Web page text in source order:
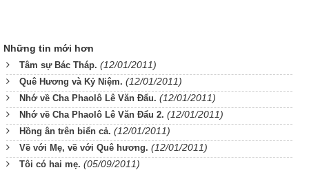
Những tin mới hơn
Tâm sự Bác Tháp. (12/01/2011)
Quê Hương và Kỷ Niệm. (12/01/2011)
Nhớ về Cha Phaolô Lê Văn Đẩu. (12/01/2011)
Nhớ về Cha Phaolô Lê Văn Đẩu 2. (12/01/2011)
Hồng ân trên biển cả. (12/01/2011)
Về với Mẹ, về với Quê hương. (12/01/2011)
Tôi có hai mẹ. (05/09/2011)